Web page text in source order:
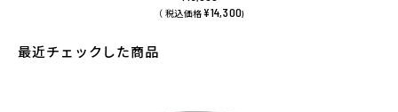
（ 税込価格¥14,300)
最近チェックした商品